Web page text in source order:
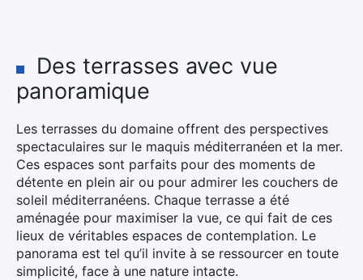
Des terrasses avec vue
panoramique
Les terrasses du domaine offrent des perspectives
spectaculaires sur le maquis méditerranéen et la mer.
Ces espaces sont parfaits pour des moments de
détente en plein air ou pour admirer les couchers de
soleil méditerranéens. Chaque terrasse a été
aménagée pour maximiser la vue, ce qui fait de ces
lieux de véritables espaces de contemplation. Le
panorama est tel qu’il invite à se ressourcer en toute
simplicité, face à une nature intacte.